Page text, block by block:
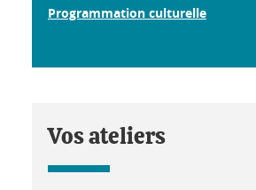
Programmation culturelle
Vos ateliers